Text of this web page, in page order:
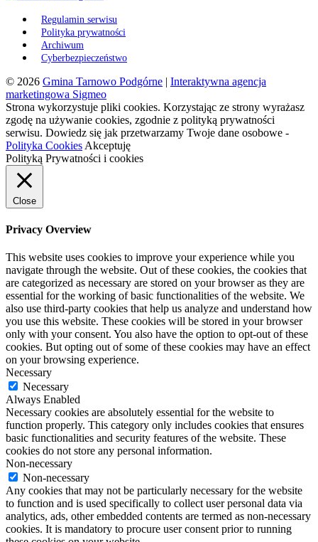
Regulamin serwisu
Polityka prywatności
Archiwum
Cyberbezpieczeństwo
© 2026 Gmina Tarnowo Podgórne | Interaktywna agencja
marketingowa Sigmeo
Strona wykorzystuje pliki cookies. Korzystając ze strony wyrażasz
zgodę na używanie cookies, zgodnie z polityką prywatności
serwisu. Dowiedz się jak przetwarzamy Twoje dane osobowe -
Polityka Cookies Akceptuję
Polityką Prywatności i cookies
Close
Privacy Overview
This website uses cookies to improve your experience while you
navigate through the website. Out of these cookies, the cookies that
are categorized as necessary are stored on your browser as they are
essential for the working of basic functionalities of the website. We
also use third-party cookies that help us analyze and understand how
you use this website. These cookies will be stored in your browser
only with your consent. You also have the option to opt-out of these
cookies. But opting out of some of these cookies may have an effect
on your browsing experience.
Necessary
Necessary
Always Enabled
Necessary cookies are absolutely essential for the website to
function properly. This category only includes cookies that ensures
basic functionalities and security features of the website. These
cookies do not store any personal information.
Non-necessary
Non-necessary
Any cookies that may not be particularly necessary for the website
to function and is used specifically to collect user personal data via
analytics, ads, other embedded contents are termed as non-necessary
cookies. It is mandatory to procure user consent prior to running